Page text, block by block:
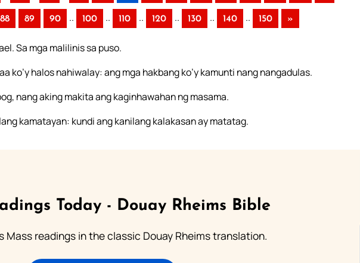
88 89 90 .. 100 .. 110 .. 120 .. 130 .. 140 .. 150 »
Sa mga malilinis sa puso.
ko’y halos nahiwalay: ang mga hakbang ko’y kamunti nang nangadulas.
nang aking makita ang kaginhawahan ng masama.
kamatayan: kundi ang kanilang kalakasan ay matatag.
Today - Douay Rheims Bible
Mass readings in the classic Douay Rheims translation.